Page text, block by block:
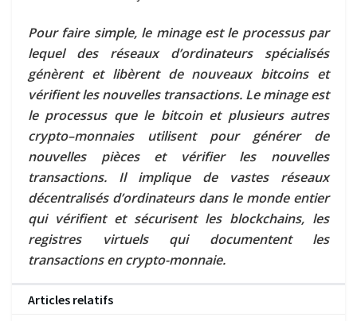
Pour faire simple, le minage est le processus par
lequel des réseaux d’ordinateurs spécialisés
génèrent et libèrent de nouveaux bitcoins et
vérifient les nouvelles transactions. Le minage est
le processus que le bitcoin et plusieurs autres
crypto–monnaies utilisent pour générer de
nouvelles pièces et vérifier les nouvelles
transactions. Il implique de vastes réseaux
décentralisés d’ordinateurs dans le monde entier
qui vérifient et sécurisent les blockchains, les
registres virtuels qui documentent les
transactions en crypto-monnaie.
Articles relatifs